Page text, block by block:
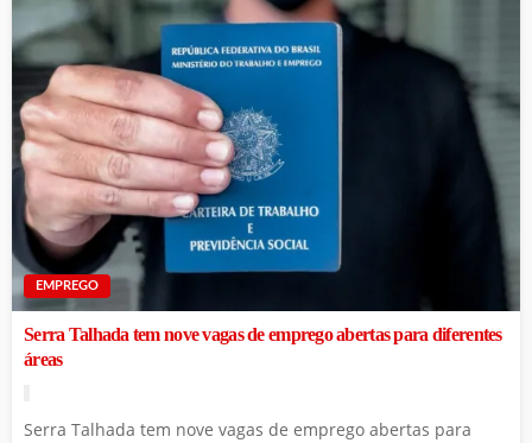
EMPREGO
Serra Talhada tem nove vagas de emprego abertas para diferentes
áreas
Serra Talhada tem nove vagas de emprego abertas para